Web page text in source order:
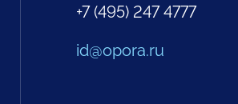
+7 (495) 247 4777
id@opora.ru